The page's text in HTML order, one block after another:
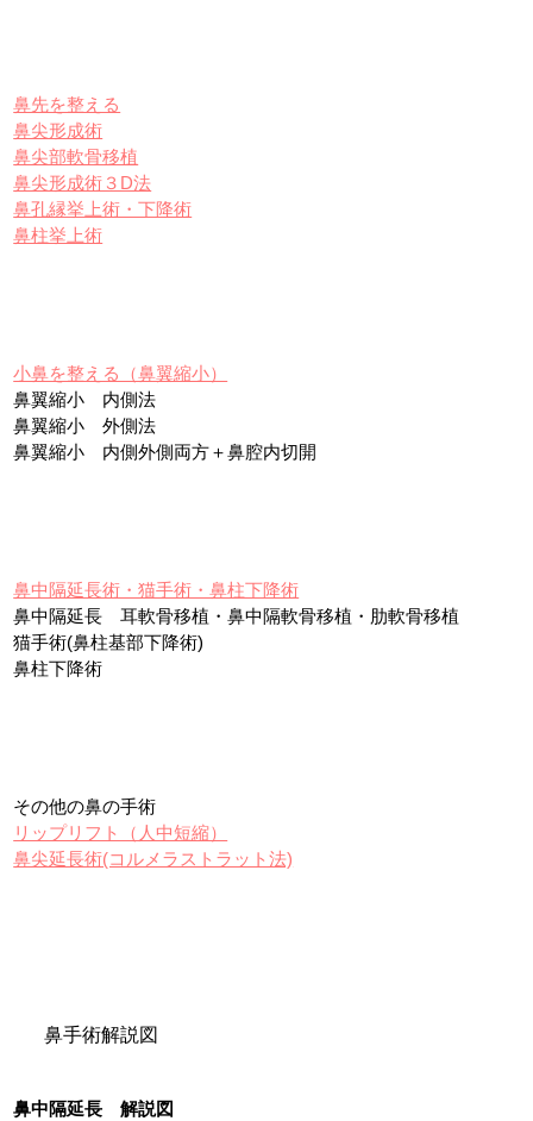
鼻先を整える
鼻尖形成術
鼻尖部軟骨移植
鼻尖形成術３D法
鼻孔縁挙上術・下降術
鼻柱挙上術
小鼻を整える（鼻翼縮小）
鼻翼縮小 内側法
鼻翼縮小 外側法
鼻翼縮小 内側外側両方＋鼻腔内切開
鼻中隔延長術・猫手術・鼻柱下降術
鼻中隔延長 耳軟骨移植・鼻中隔軟骨移植・肋軟骨移植
猫手術(鼻柱基部下降術)
鼻柱下降術
その他の鼻の手術
リップリフト（人中短縮）
鼻尖延長術(コルメラストラット法)
鼻手術解説図
鼻中隔延長 解説図